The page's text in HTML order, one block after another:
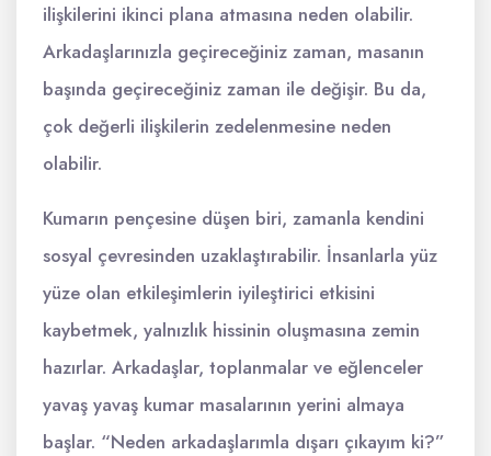
ilişkilerini ikinci plana atmasına neden olabilir.
Arkadaşlarınızla geçireceğiniz zaman, masanın
başında geçireceğiniz zaman ile değişir. Bu da,
çok değerli ilişkilerin zedelenmesine neden
olabilir.
Kumarın pençesine düşen biri, zamanla kendini
sosyal çevresinden uzaklaştırabilir. İnsanlarla yüz
yüze olan etkileşimlerin iyileştirici etkisini
kaybetmek, yalnızlık hissinin oluşmasına zemin
hazırlar. Arkadaşlar, toplanmalar ve eğlenceler
yavaş yavaş kumar masalarının yerini almaya
başlar. “Neden arkadaşlarımla dışarı çıkayım ki?”